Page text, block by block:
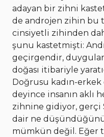
adayan bir zihni
de androjen zihin bu
cinsiyetli zihinden
şunu kastetmişti:
geçirgendir,
doğası itibariyle
Doğrusu kadın-
deyince insanın aklı
zihnine gidiyor, gerçi
dair ne
mümkün değil. Eğer